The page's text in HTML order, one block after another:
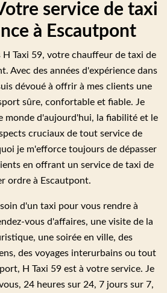
service de taxi
à Escautpont
H Taxi 59, votre chauffeur de taxi de
Avec des années d'expérience dans
dévoué à offrir à mes clients une
sûre, confortable et fiable. Je
monde d'aujourd'hui, la fiabilité et le
cruciaux de tout service de
je m'efforce toujours de dépasser
en offrant un service de taxi de
ordre à Escautpont.
d'un taxi pour vous rendre à
vous d'affaires, une visite de la
une soirée en ville, des
des voyages interurbains ou tout
H Taxi 59 est à votre service. Je
24 heures sur 24, 7 jours sur 7,